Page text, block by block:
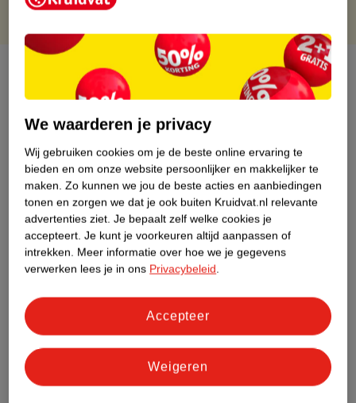
Over dit product
Etiketinformatie
Nature Impact Score
Dit product heeft (nog) geen Nature
Impact Score.
Meer informatie
Bestel & Bezorginformatie
Bekijk ook
We waarderen je privacy
Wij gebruiken cookies om je de beste online ervaring te
bieden en om onze website persoonlijker en makkelijker te
maken. Zo kunnen we jou de beste acties en aanbiedingen
tonen en zorgen we dat je ook buiten Kruidvat.nl relevante
advertenties ziet. Je bepaalt zelf welke cookies je
accepteert. Je kunt je voorkeuren altijd aanpassen of
intrekken. Meer informatie over hoe we je gegevens
verwerken lees je in ons Privacybeleid.
Weigeren
Accepteer